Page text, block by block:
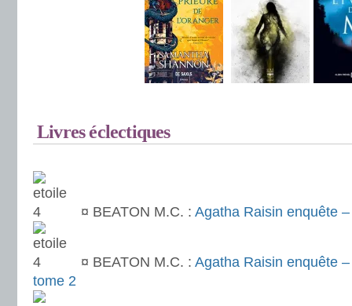
Livres éclectiques
¤ BEATON M.C. : Agatha Raisin enquête
¤ BEATON M.C. : Agatha Raisin enquête
tome 2